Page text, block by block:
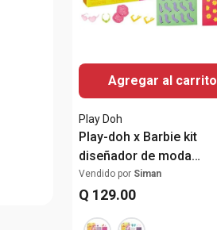
Agregar al carrito
Play Doh
Play-doh x Barbie kit
diseñador de moda
accesorios
Vendido por Siman
Q 129.00